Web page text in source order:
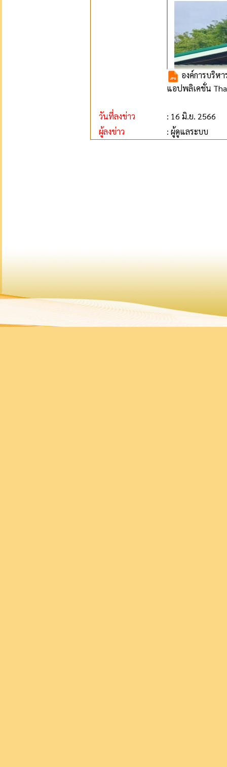
องค์การบริห
แอปพลิเคชั่น
วันที่ลงข่าว
: 16 มิ.ย. 2566
ผู้ลงข่าว
: ผู้ดูแลระบบ